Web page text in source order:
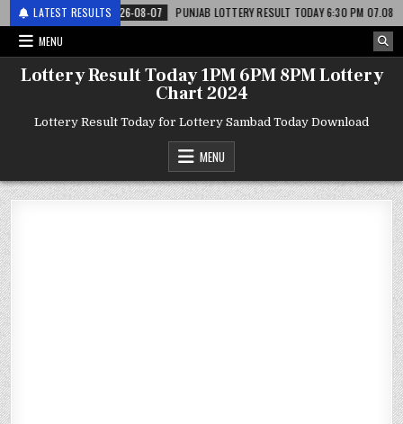
LATEST RESULTS
2026-08-07
PUNJAB LOTTERY RESULT TODAY 6:30 PM 07.08.26 –
MENU
Lottery Result Today 1PM 6PM 8PM Lottery
Chart 2024
Lottery Result Today for Lottery Sambad Today Download
MENU